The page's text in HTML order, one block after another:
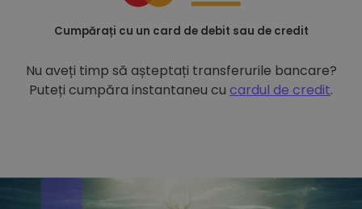
Cumpărați cu un card de debit sau de credit
Nu aveți timp să așteptați transferurile bancare?
Puteți cumpăra instantaneu cu cardul de credit.